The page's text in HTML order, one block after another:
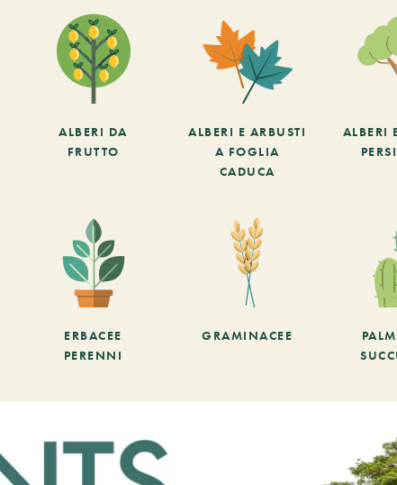
ALBERI DA
FRUTTO
ALBERI E ARBUSTI
A FOGLIA
CADUCA
ALBERI
ERBACEE
PERENNI
GRAMINACEE